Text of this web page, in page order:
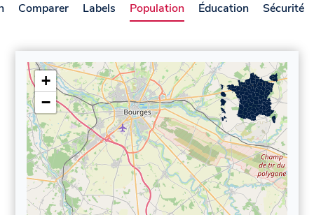
Comparer Labels Population Éducation Sécurité
+
−